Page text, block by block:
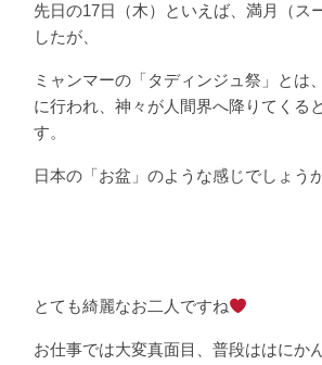
先日の17日（木）といえば、満月（ス
したが、
ミャンマーの「タディンジュ祭」とは
に行われ、神々が人間界へ降りてくる
す。
日本の「お盆」のような感じでしょう
とても綺麗なお二人ですね
お仕事では大変真面目、普段ははにか